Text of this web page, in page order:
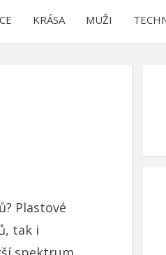
KRÁSA MUŽI
Plastové
tak i